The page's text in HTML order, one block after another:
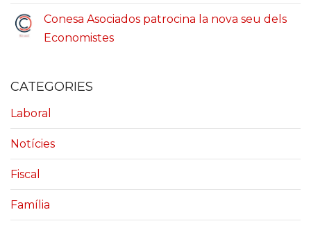
Conesa Asociados patrocina la nova seu dels
Economistes
CATEGORIES
Laboral
Notícies
Fiscal
Família